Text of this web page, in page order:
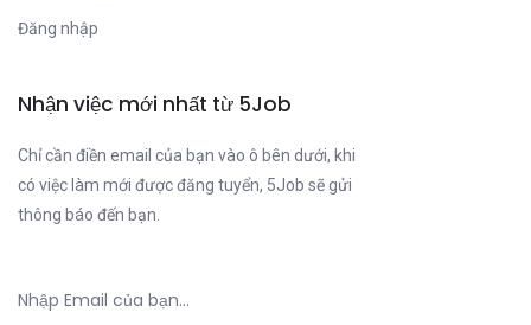
Đăng nhập
Nhận việc mới nhất từ 5Job
Chỉ cần điền email của bạn vào ô bên dưới, khi
có việc làm mới được đăng tuyển, 5Job sẽ gửi
thông báo đến bạn.